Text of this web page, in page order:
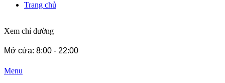
Trang chủ
Xem chỉ đường
Mở cửa: 8:00 - 22:00
Menu